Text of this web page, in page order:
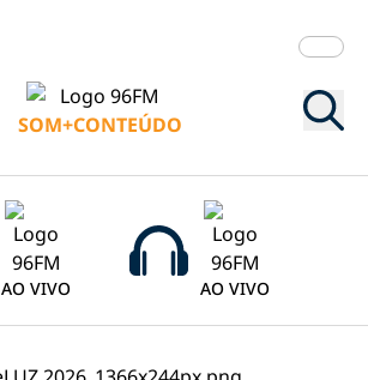
SOM+CONTEÚDO
AO VIVO AO VIVO